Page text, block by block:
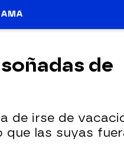
de
de irse de
que las suyas